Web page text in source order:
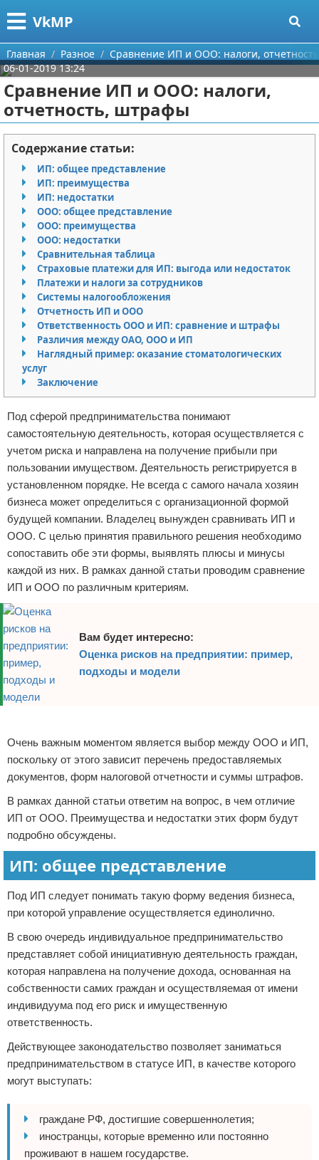
VkMP
Меню
Главная
Категории
Сельское хозяйство
Разное
Идеи бизнеса
Для руководителя
Промышленность
Международный бизнес
Продажи
Начало бизнеса
Обзоры услуг
Самосовершенствование
Деловое общение
Менеджмент
Поиск
О проекте
Контакты
Сотрудничество
Размещение рекламы
Для правообладателей
Условия предоставления информации
Отказ от ответственности
Главная Разное
Сравнение ИП и ООО: налоги,
06-01-2019 13:24
Сравнение ИП и ООО: налоги,
отчетность, штрафы
Содержание статьи:
ИП: общее представление
ИП: преимущества
ИП: недостатки
ООО: общее представление
ООО: преимущества
ООО: недостатки
Сравнительная таблица
Страховые платежи для ИП: выгода или недостаток
Платежи и налоги за сотрудников
Системы налогообложения
Отчетность ИП и ООО
Ответственность ООО и ИП: сравнение и штрафы
Различия между ОАО, ООО и ИП
Наглядный пример: оказание стоматологических
услуг
Заключение
Под сферой предпринимательства понимают
самостоятельную деятельность, которая осуществляется с
учетом риска и направлена на получение прибыли при
пользовании имуществом. Деятельность регистрируется в
установленном порядке. Не всегда с самого начала хозяин
бизнеса может определиться с организационной формой
будущей компании. Владелец вынужден сравнивать ИП и
ООО. С целью принятия правильного решения необходимо
сопоставить обе эти формы, выявлять плюсы и минусы
каждой из них. В рамках данной статьи проводим сравнение
ИП и ООО по различным критериям.
Вам будет интересно:
Оценка рисков на предприятии: пример,
подходы и модели
Очень важным моментом является выбор между ООО и ИП,
поскольку от этого зависит перечень предоставляемых
документов, форм налоговой отчетности и суммы штрафов.
В рамках данной статьи ответим на вопрос, в чем отличие
ИП от ООО. Преимущества и недостатки этих форм будут
подробно обсуждены.
ИП: общее представление
Под ИП следует понимать такую форму ведения бизнеса,
при которой управление осуществляется единолично.
В свою очередь индивидуальное предпринимательство
представляет собой инициативную деятельность граждан,
которая направлена на получение дохода, основанная на
собственности самих граждан и осуществляемая от имени
индивидуума под его риск и имущественную
ответственность.
Действующее законодательство позволяет заниматься
предпринимательством в статусе ИП, в качестве которого
могут выступать:
граждане РФ, достигшие совершеннолетия;
иностранцы, которые временно или постоянно
проживают в нашем государстве.